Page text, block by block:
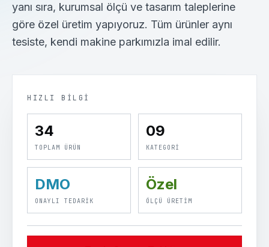
yanı sıra, kurumsal ölçü ve tasarım taleplerine
göre özel üretim yapıyoruz. Tüm ürünler aynı
tesiste, kendi makine parkımızla imal edilir.
HIZLI BILGI
34
TOPLAM ÜRÜN
09
KATEGORI
DMO
ONAYLI TEDARIK
Özel
ÖLÇÜ ÜRETIM